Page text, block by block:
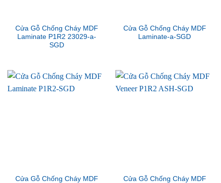
Cửa Gỗ Chống Cháy MDF
Laminate P1R2 23029-a-
SGD
Cửa Gỗ Chống Cháy MDF
Laminate-a-SGD
Cửa Gỗ Chống Cháy MDF Cửa Gỗ Chống Cháy MDF